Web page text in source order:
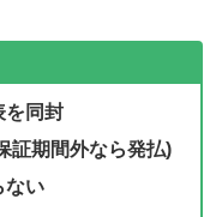
を同封
証期間外なら発払)
ない